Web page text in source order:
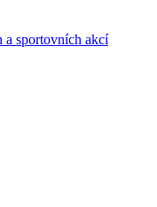
a sportovních akcí